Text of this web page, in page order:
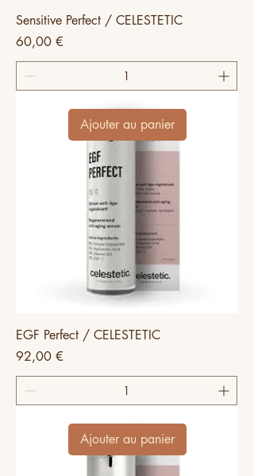
Sensitive Perfect / CELESTETIC
Prix
60,00 €
Ajouter au panier
EGF Perfect / CELESTETIC
Prix
92,00 €
Ajouter au panier